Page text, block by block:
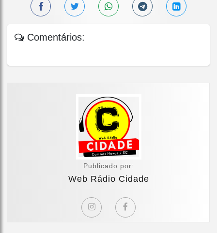
Comentários:
Publicado por:
Web Rádio Cidade